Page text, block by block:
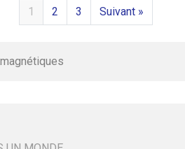
1 2 3 Suivant »